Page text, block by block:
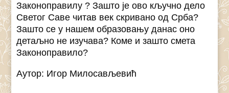
Законоправилу ? Зашто је ово кључно дело
Светог Саве читав век скривaно од Срба?
Зашто се у нашем образовању данас оно
детаљно не изучава? Коме и зашто смета
Законоправило?
Аутор: Игор Милосављевић